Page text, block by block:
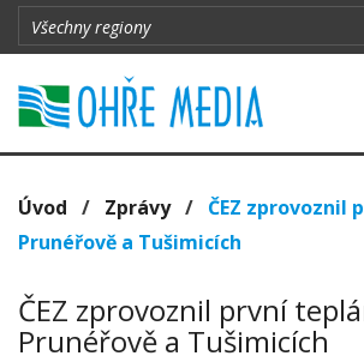
Úvod / Zprávy/ ČEZ zprovoznil
Prunéřově a Tušimicích
ČEZ zprovoznil první
Prunéřově a Tušimicích